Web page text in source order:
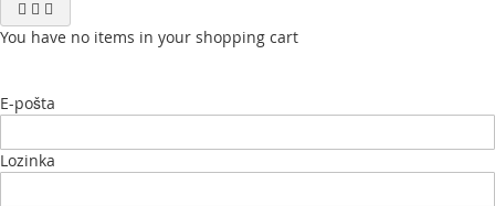
You have no items in your shopping cart
E-pošta
Lozinka